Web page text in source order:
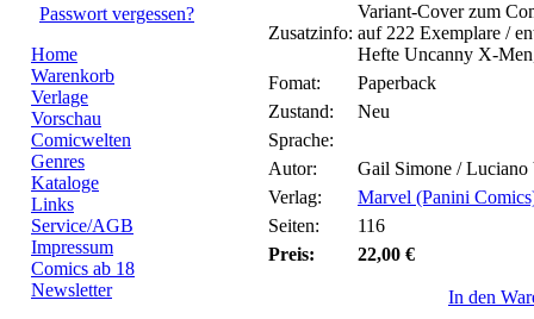
Passwort vergessen?
Home
Warenkorb
Verlage
Vorschau
Comicwelten
Genres
Kataloge
Links
Service/AGB
Impressum
Comics ab 18
Newsletter
Zusatzinfo:
Variant-Cover zum
auf 222 Exemplare /
Hefte Uncanny X-
Fomat:
Paperback
Zustand:
Neu
Sprache:
Autor:
Gail Simone /
Verlag:
Marvel (Panini
Seiten:
116
Preis:
22,00 €
In den